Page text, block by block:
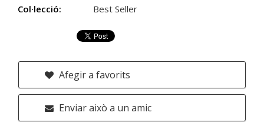
Col·lecció:
Best Seller
Afegir a favorits
Enviar això a un amic